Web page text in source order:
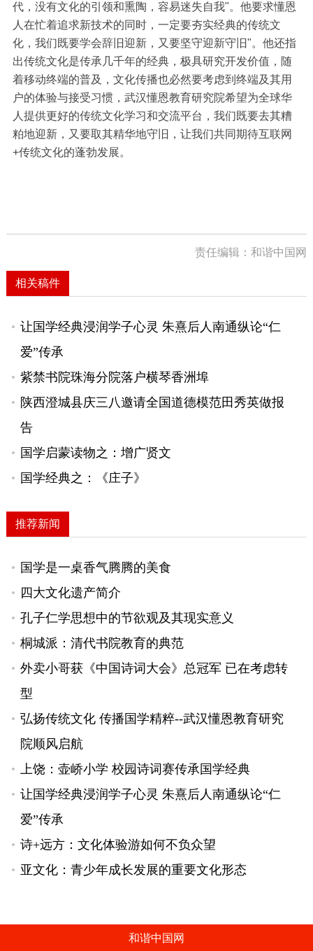
代，没有文化的引领和熏陶，容易迷失自我"。他要求懂恩
人在忙着追求新技术的同时，一定要夯实经典的传统文
化，我们既要学会辞旧迎新，又要坚守迎新守旧"。他还指
出传统文化是传承几千年的经典，极具研究开发价值，随
着移动终端的普及，文化传播也必然要考虑到终端及其用
户的体验与接受习惯，武汉懂恩教育研究院希望为全球华
人提供更好的传统文化学习和交流平台，我们既要去其糟
粕地迎新，又要取其精华地守旧，让我们共同期待互联网
+传统文化的蓬勃发展。
责任编辑：和谐中国网
相关稿件
让国学经典浸润学子心灵 朱熹后人南通纵论“仁
爱”传承
紫禁书院珠海分院落户横琴香洲埠
陕西澄城县庆三八邀请全国道德模范田秀英做报
告
国学启蒙读物之：增广贤文
国学经典之：《庄子》
推荐新闻
国学是一桌香气腾腾的美食
四大文化遗产简介
孔子仁学思想中的节欲观及其现实意义
桐城派：清代书院教育的典范
外卖小哥获《中国诗词大会》总冠军 已在考虑转
型
弘扬传统文化 传播国学精粹--武汉懂恩教育研究
院顺风启航
上饶：壶峤小学 校园诗词赛传承国学经典
让国学经典浸润学子心灵 朱熹后人南通纵论“仁
爱”传承
诗+远方：文化体验游如何不负众望
亚文化：青少年成长发展的重要文化形态
和谐中国网